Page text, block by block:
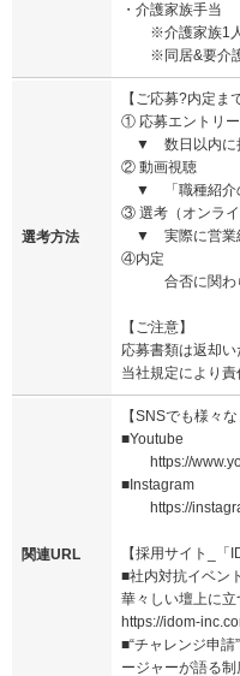
・介護家族手当
※介護家族1人
※同居&要介護
選考方法
【ご応募?内定ま
① 応募エントリ
▼ 数日以内に担
② 動画視聴
▼ 「職種紹介の
③ 選考（オンラ
▼ 実際に営業経
④内定
合否に関わら
【ご注意】
応募書類は返却い
当社規定により責
関連URL
【SNSでも様々
■Youtube
https://
■Instagram
https://
【採用サイト_「
■社内対抗イベン
華々しい壇上に立
https://idom-
■“チャレンジ申
ージャーが語る制